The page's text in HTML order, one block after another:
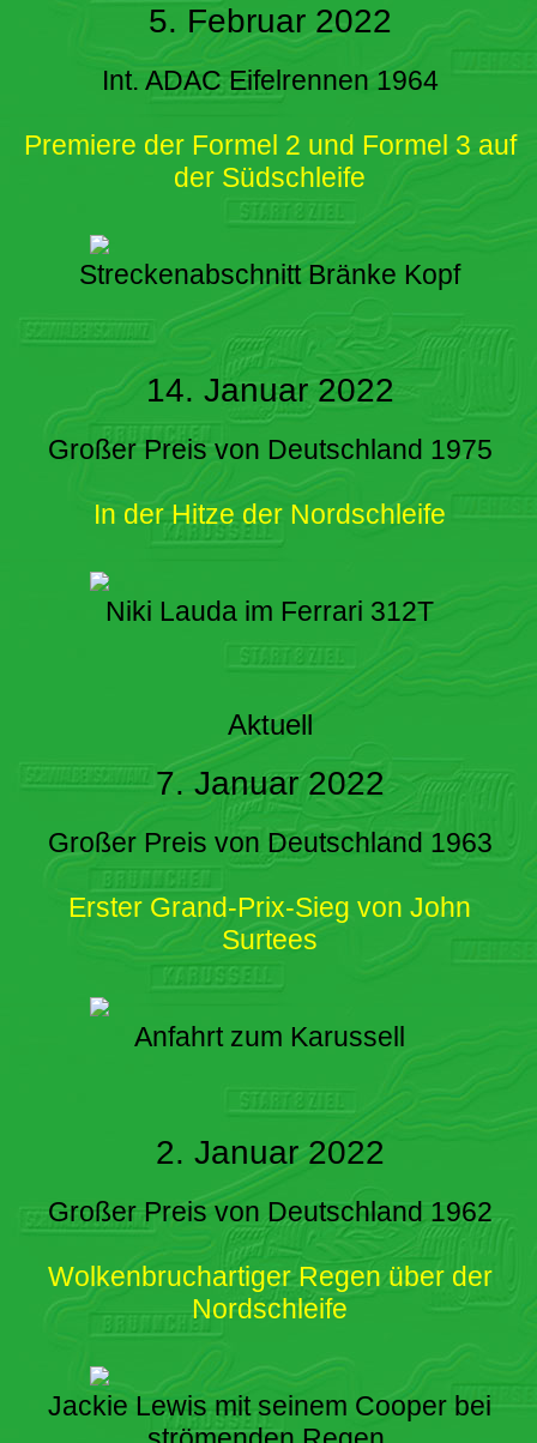
5. Februar 2022
Int. ADAC Eifelrennen 1964
Premiere der Formel 2 und Formel 3 auf
der Südschleife
Streckenabschnitt Bränke Kopf
14. Januar 2022
Großer Preis von Deutschland 1975
In der Hitze der Nordschleife
Niki Lauda im Ferrari 312T
Aktuell
7. Januar 2022
Großer Preis von Deutschland 1963
Erster Grand-Prix-Sieg von John
Surtees
Anfahrt zum Karussell
2. Januar 2022
Großer Preis von Deutschland 1962
Wolkenbruchartiger Regen über der
Nordschleife
Jackie Lewis mit seinem Cooper bei